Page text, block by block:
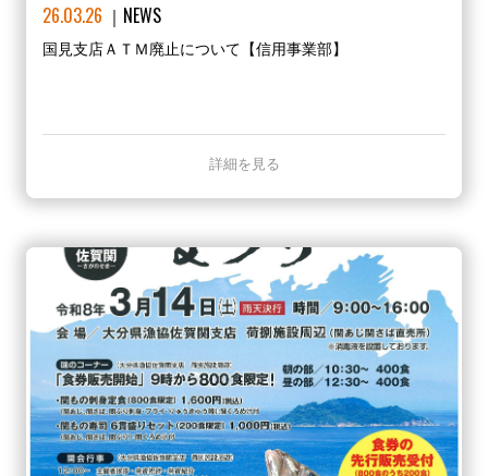
26.03.26 NEWS
国見支店ＡＴＭ廃止について【信用事業部】
詳細を見る